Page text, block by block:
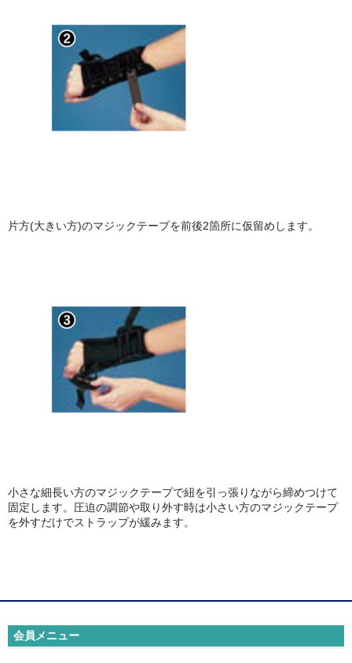
片方(大きい方)のマジックテープを前後2箇所に仮留めします。
小さな細長い方のマジックテープで紐を引っ張りながら締めつけて
固定します。圧迫の調節や取り外す時は小さい方のマジックテープ
を外すだけでストラップが緩みます。
会員メニュー